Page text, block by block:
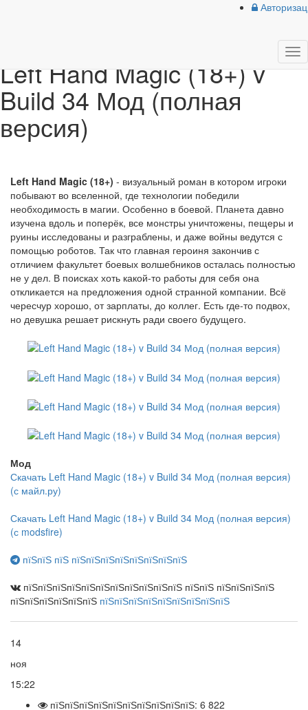
» Left Hand Magic (18+) v Build 34 Мод (полная версия)
Left Hand Magic (18+) v
Build 34 Мод (полная
версия)
Left Hand Magic (18+) - визуальный роман в котором игроки
побывают во вселенной, где технологии победили
необходимость в магии. Особенно в боевой. Планета давно
изучена вдоль и поперёк, все монстры уничтожены, пещеры и
руины исследованы и разграблены, и даже войны ведутся с
помощью роботов. Так что главная героиня закончив с
отличием факультет боевых волшебников осталась полностью
не у дел. В поисках хоть какой-то работы для себя она
откликается на предложения одной странной компании. Всё
чересчур хорошо, от зарплаты, до коллег. Есть где-то подвох,
но девушка решает рискнуть ради своего будущего.
Мод
Скачать Left Hand Magic (18+) v Build 34 Мод (полная версия)
(с майл.ру)
Скачать Left Hand Magic (18+) v Build 34 Мод (полная версия)
(с modsfire)
пїЅпїЅ пїЅ пїЅпїЅпїЅпїЅпїЅпїЅпїЅпїЅ
пїЅпїЅпїЅпїЅпїЅпїЅпїЅпїЅпїЅпїЅпїЅ пїЅпїЅ пїЅпїЅпїЅпїЅ
пїЅпїЅпїЅпїЅпїЅпїЅ пїЅпїЅпїЅпїЅпїЅпїЅпїЅпїЅпїЅ
14
ноя
15:22
пїЅпїЅпїЅпїЅпїЅпїЅпїЅпїЅпїЅпїЅ: 6 822